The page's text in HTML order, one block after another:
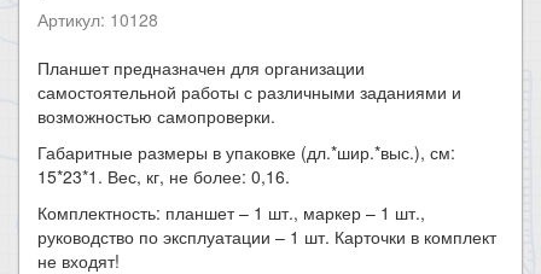
Артикул: 10128
Планшет предназначен для организации
самостоятельной работы с различными заданиями и
возможностью самопроверки.
Габаритные размеры в упаковке (дл.*шир.*выс.), см:
15*23*1. Вес, кг, не более: 0,16.
Комплектность: планшет – 1 шт., маркер – 1 шт.,
руководство по эксплуатации – 1 шт. Карточки в комплект
не входят!